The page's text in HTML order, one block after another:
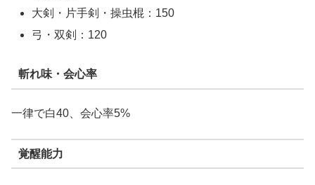
大剣・片手剣・操虫棍：150
弓・双剣：120
斬れ味・会心率
一律で白40、会心率5%
覚醒能力